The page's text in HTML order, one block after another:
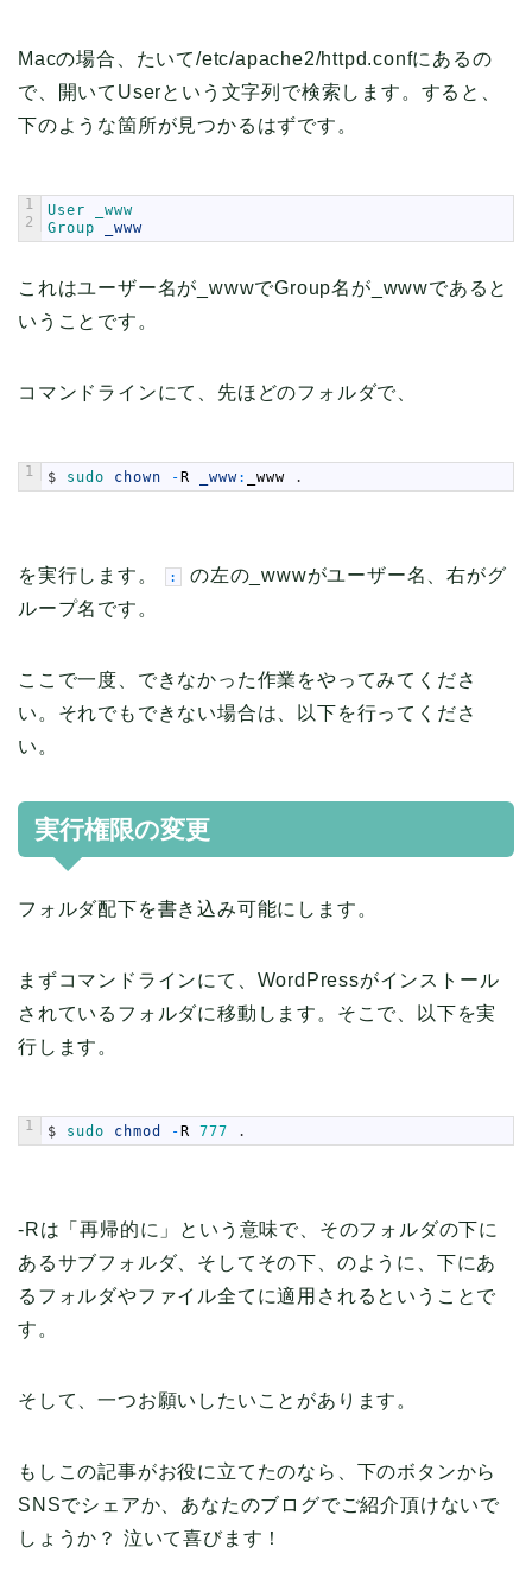
Macの場合、たいて/etc/apache2/httpd.confにあるの
で、開いてUserという文字列で検索します。すると、
下のような箇所が見つかるはずです。
1
2
User
_www
Group
_www
これはユーザー名が_wwwでGroup名が_wwwであると
いうことです。
コマンドラインにて、先ほどのフォルダで、
1 $ sudo chown - R _www: _www .
を実行します。 :
の左の_wwwがユーザー名、右がグ
ループ名です。
ここで一度、できなかった作業をやってみてくださ
い。それでもできない場合は、以下を行ってくださ
い。
実行権限の変更
フォルダ配下を書き込み可能にします。
まずコマンドラインにて、WordPressがインストール
されているフォルダに移動します。そこで、以下を実
行します。
1 $ sudo chmod - R 777 .
-Rは「再帰的に」という意味で、そのフォルダの下に
あるサブフォルダ、そしてその下、のように、下にあ
るフォルダやファイル全てに適用されるということで
す。
そして、一つお願いしたいことがあります。
もしこの記事がお役に立てたのなら、下のボタンから
SNSでシェアか、あなたのブログでご紹介頂けないで
しょうか？ 泣いて喜びます！